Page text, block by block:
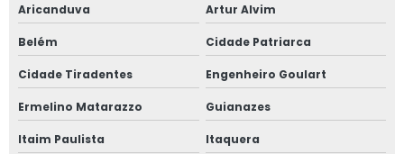
Janela oscilo batente preço
Janela com persiana entre vidros
Janela sobrepor acústica
Aricanduva Artur Alvim
Belém Cidade Patriarca
Cidade Tiradentes Engenheiro Goulart
Ermelino Matarazzo Guianazes
Itaim Paulista Itaquera